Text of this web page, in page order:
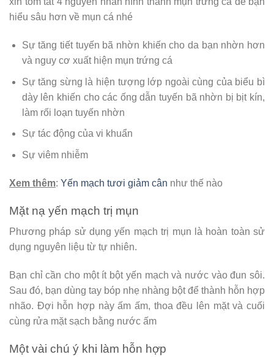
hiểu sâu hơn về mụn cá nhé
Sự tăng tiết tuyến bã nhờn khiến cho da bạn nhờn hơn
và nguy cơ xuất hiện mụn trứng cá
Sự tăng sừng là hiện tượng lớp ngoài cùng của biểu bì
dày lên khiến cho các ống dẫn tuyến bã nhờn bị bịt kín,
làm rối loạn tuyến nhờn
Sự tác động của vi khuẩn
Sự viêm nhiễm
Xem thêm: Yến mạch tươi giảm cân như thế nào
Mặt nạ yến mạch trị mụn
Phương pháp sử dụng yến mạch trị mụn là hoàn toàn sử
dụng nguyên liệu từ tự nhiên.
Bạn chỉ cần cho một ít bột yến mạch và nước vào đun sôi.
Sau đó, bạn dùng tay bóp nhẹ nhàng bột để thành hỗn hợp
nhão. Đợi hỗn hợp này ấm ấm, thoa đều lên mặt và cuối
cùng rửa mặt sạch bằng nước ấm
Một vài chú ý khi làm hỗn hợp